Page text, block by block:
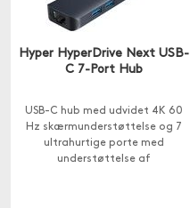
Hyper HyperDrive Next USB-
C 7-Port Hub
USB-C hub med udvidet 4K 60
Hz skærmunderstøttelse og 7
ultrahurtige porte med
understøttelse af